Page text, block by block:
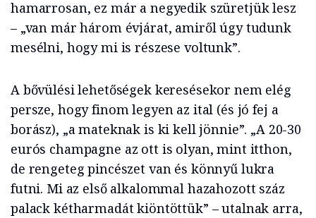
hamarrosan, ez már a negyedik szüretjük lesz
– „van már három évjárat, amiről úgy tudunk
mesélni, hogy mi is részese voltunk”.
A bővülési lehetőségek keresésekor nem elég
persze, hogy finom legyen az ital (és jó fej a
borász), „a mateknak is ki kell jönnie”. „A 20-30
eurós champagne az ott is olyan, mint itthon,
de rengeteg pincészet van és könnyű lukra
futni. Mi az első alkalommal hazahozott száz
palack kétharmadát kiöntöttük” – utalnak arra,